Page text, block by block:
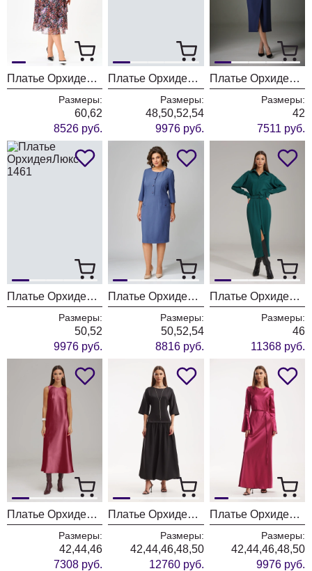
Платье ОрхидеяЛюкс 1473-1
Размеры:
60,62
8526 руб.
Платье ОрхидеяЛюкс 1542
Размеры:
48,50,52,54
9976 руб.
Платье ОрхидеяЛюкс 1223-1
Размеры:
42
7511 руб.
Платье ОрхидеяЛюкс 1461
Размеры:
50,52
9976 руб.
Платье ОрхидеяЛюкс 1470
Размеры:
50,52,54
8816 руб.
Платье ОрхидеяЛюкс 1480
Размеры:
46
11368 руб.
Платье ОрхидеяЛюкс 1485-1
Размеры:
42,44,46
7308 руб.
Платье ОрхидеяЛюкс 1515
Размеры:
42,44,46,48,50
12760 руб.
Платье ОрхидеяЛюкс 1514
Размеры:
42,44,46,48,50
9976 руб.